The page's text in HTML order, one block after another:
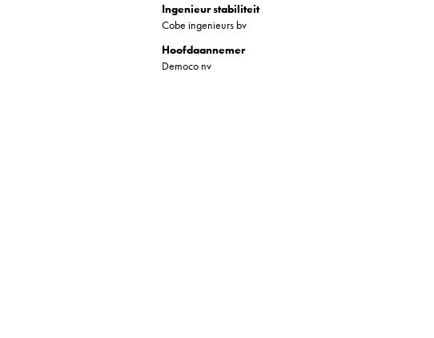
Ingenieur stabiliteit
Cobe ingenieurs bv
Hoofdaannemer
Democo nv